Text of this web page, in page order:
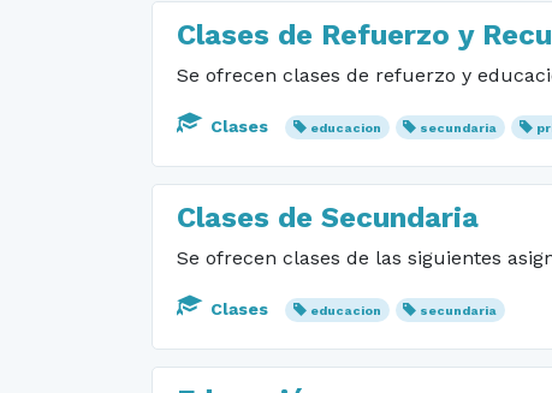
Clases de Refuerzo y
Se ofrecen clases de refuerzo y
Clases educacion secundaria
Clases de Secundaria
Se ofrecen clases de las siguientes
Clases educacion secundaria